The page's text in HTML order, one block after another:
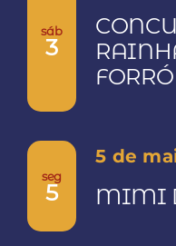
sáb
3
FORRÓ
seg
5 MIMI
5 de